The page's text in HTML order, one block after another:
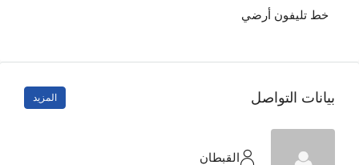
خط تليفون أرضي
بيانات التواصل المزيد
القبطان